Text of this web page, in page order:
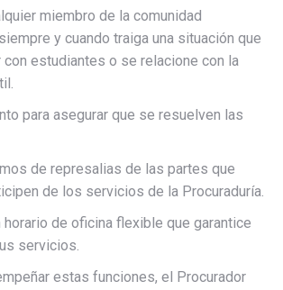
miembro de la comunidad
y cuando traiga una situación que
con estudiantes o se relacione con la
para asegurar que se resuelven las
de represalias de las partes que
de los servicios de la Procuraduría.
horario de oficina flexible que garantice
servicios.
estas funciones, el Procurador